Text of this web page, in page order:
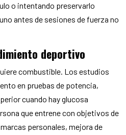
o intentando preservarlo
antes de sesiones de fuerza no
deportivo
combustible. Los estudios
en pruebas de potencia,
cuando hay glucosa
que entrene con objetivos de
personales, mejora de